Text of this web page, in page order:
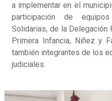
a implementar en el
participación de
Solidarias, de la Delegación
Primera Infancia, Niñez y
también integrantes de los
judiciales.